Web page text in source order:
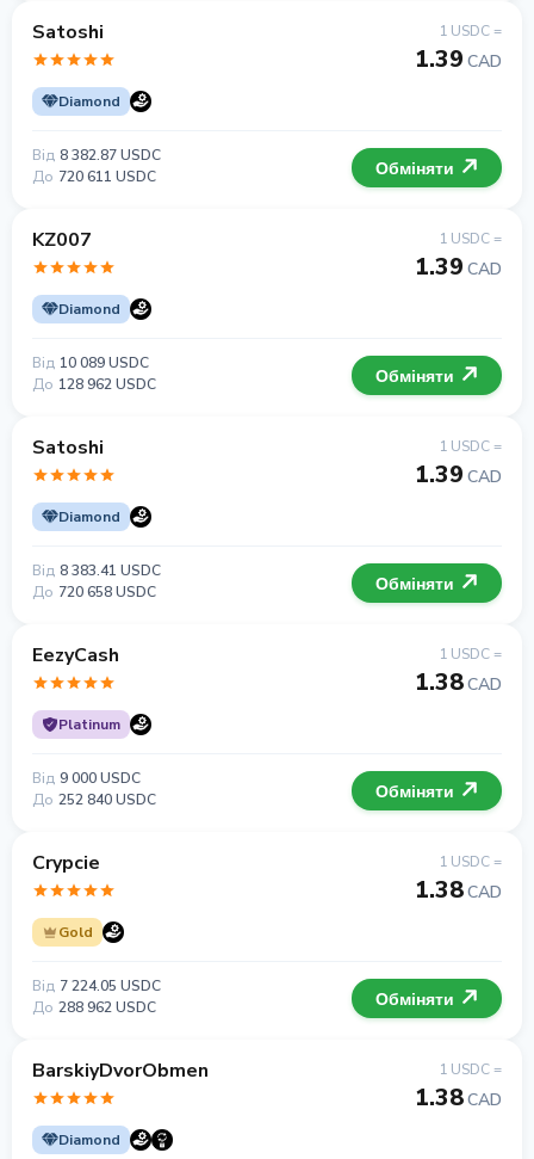
Satoshi
Diamond
1 USDC =
1.39 CAD
Від 8 382.87 USDC
До 720 611 USDC Обміняти
KZ007
Diamond
1 USDC =
1.39 CAD
Від 10 089 USDC
До 128 962 USDC Обміняти
Satoshi
Diamond
1 USDC =
1.39 CAD
Від 8 383.41 USDC
До 720 658 USDC Обміняти
EezyCash
Platinum
1 USDC =
1.38CAD
Від 9 000 USDC
До 252 840 USDC Обміняти
Crypcie
Gold
1 USDC =
1.38CAD
Від 7 224.05 USDC
До 288 962 USDC Обміняти
BarskiyDvorObmen
Diamond
1 USDC =
1.38CAD